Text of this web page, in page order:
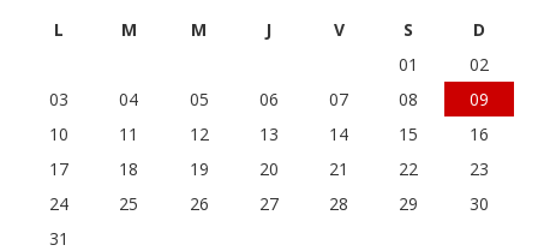
L M M J V S
D
01
02
03
04 05 06 07 08
09
10
11 12 13 14 15
16
17
18 19 20 21 22
23
24
25 26 27 28 29
30
31